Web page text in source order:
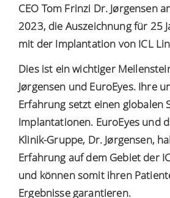
CEO Tom Frinzi Dr. Jørgensen
2023, die Auszeichnung für 25
mit der Implantation von ICL
Dies ist ein wichtiger
Jørgensen und EuroEyes. Ihre
Erfahrung setzt einen globalen
Implantationen. EuroEyes und
Klinik-Gruppe, Dr. Jørgensen,
Erfahrung auf dem Gebiet der
und können somit ihren
Ergebnisse garantieren.